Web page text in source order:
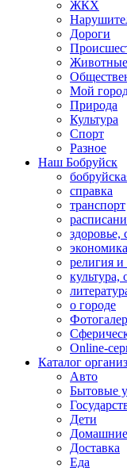
ЖКХ
Дороги
Животные
Мой
Природа
Культура
Спорт
Разное
Наш Бобруйск
справка
транспорт
здоровье,
экономика
религия
о городе
Online-
Каталог
Авто
Бытовые
Дети
Доставка
Еда